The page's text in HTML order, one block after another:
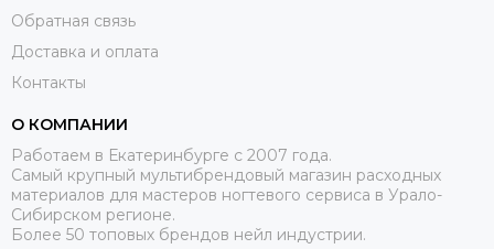
Обратная связь
Доставка и оплата
Контакты
О КОМПАНИИ
Работаем в Екатеринбурге с 2007 года.
Самый крупный мультибрендовый магазин расходных
материалов для мастеров ногтевого сервиса в Урало-
Сибирском регионе.
Более 50 топовых брендов нейл индустрии.